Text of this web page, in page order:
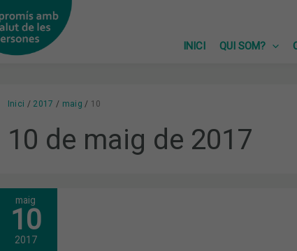
INICI
QUI SOM?
Inici 2017 maig 10
10 de maig de 2017
maig
10
2017
FORMACIÓ
EN
PROBIÒTICS
I